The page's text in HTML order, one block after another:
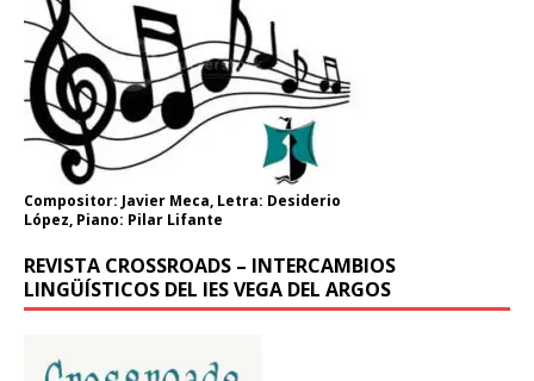
Compositor: Javier Meca, Letra: Desiderio
López, Piano: Pilar Lifante
REVISTA CROSSROADS – INTERCAMBIOS
LINGÜÍSTICOS DEL IES VEGA DEL ARGOS